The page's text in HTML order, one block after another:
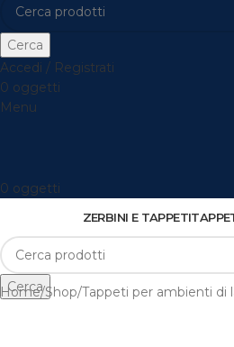
Cerca
Accedi / Registrati
0 oggetti
Menu
0 oggetti
ZERBINI E TAPPETI
Cerca
Home/Shop/Tappeti per ambienti di